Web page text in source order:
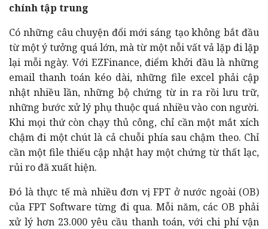
chính tập trung
Có những câu chuyện đổi mới sáng tạo không bắt đầu
từ một ý tưởng quá lớn, mà từ một nỗi vất vả lặp đi lặp
lại mỗi ngày. Với EZFinance, điểm khởi đầu là những
email thanh toán kéo dài, những file excel phải cập
nhật nhiều lần, những bộ chứng từ in ra rồi lưu trữ,
những bước xử lý phụ thuộc quá nhiều vào con người.
Khi mọi thứ còn chạy thủ công, chỉ cần một mắt xích
chậm đi một chút là cả chuỗi phía sau chậm theo. Chỉ
cần một file thiếu cập nhật hay một chứng từ thất lạc,
rủi ro đã xuất hiện.
Đó là thực tế mà nhiều đơn vị FPT ở nước ngoài (OB)
của FPT Software từng đi qua. Mỗi năm, các OB phải
xử lý hơn 23.000 yêu cầu thanh toán, với chi phí vận